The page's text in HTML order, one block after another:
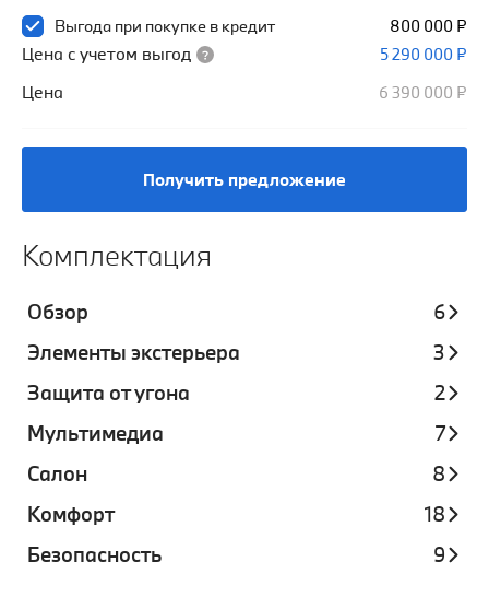
800 000 ₽
Выгода при покупке в кредит
Цена с учетом выгод 5 290 000 ₽
Цена 6 390 000 ₽
Получить предложение
Комплектация
Обзор
6
Элементы экстерьера
3
Защита от угона
2
Мультимедиа
7
Салон
8
Комфорт
18
Безопасность
9